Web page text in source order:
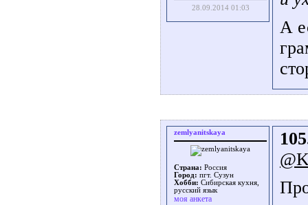
28.09.2014 01:03
А
zemlyanitskaya
Страна: Россия
Город: пгт. Сузун
Хобби: Сибирская кухня,
русский язык
моя анкета